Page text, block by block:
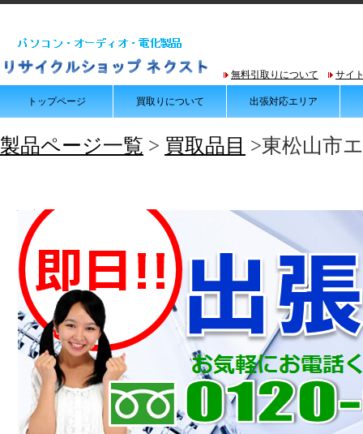
無料引取りについて サイ
トップページ 買取りについて 出張対応エリア
製品ページ一覧 > 買取品目 >東松山市